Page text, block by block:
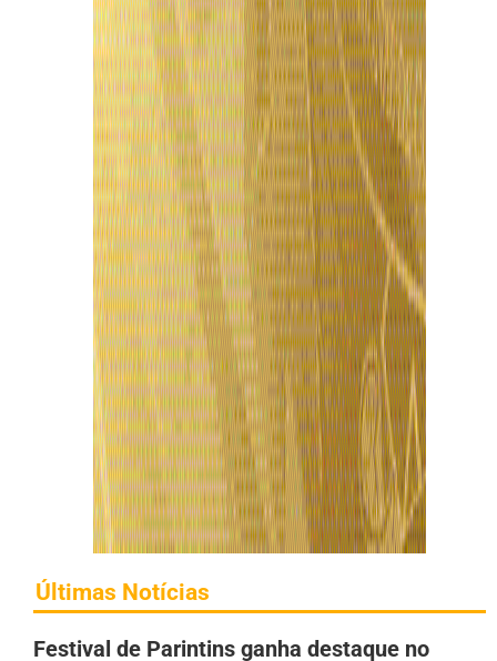
Últimas Notícias
Festival de Parintins ganha destaque no